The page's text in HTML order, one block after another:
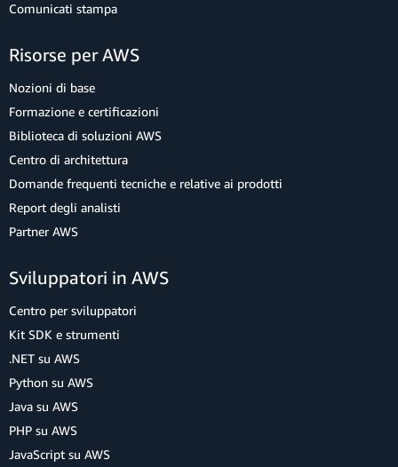
Comunicati stampa
Risorse per AWS
Nozioni di base
Formazione e certificazioni
Biblioteca di soluzioni AWS
Centro di architettura
Domande frequenti tecniche e relative ai prodotti
Report degli analisti
Partner AWS
Sviluppatori in AWS
Centro per sviluppatori
Kit SDK e strumenti
.NET su AWS
Python su AWS
Java su AWS
PHP su AWS
JavaScript su AWS